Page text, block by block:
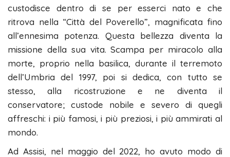
custodisce dentro di se per esserci nato e che
ritrova nella “Città del Poverello”, magnificata fino
all’ennesima potenza. Questa bellezza diventa la
missione della sua vita. Scampa per miracolo alla
morte, proprio nella basilica, durante il terremoto
dell’Umbria del 1997, poi si dedica, con tutto se
stesso, alla ricostruzione e ne diventa il
conservatore; custode nobile e severo di quegli
affreschi: i più famosi, i più preziosi, i più ammirati al
mondo.
Ad Assisi, nel maggio del 2022, ho avuto modo di